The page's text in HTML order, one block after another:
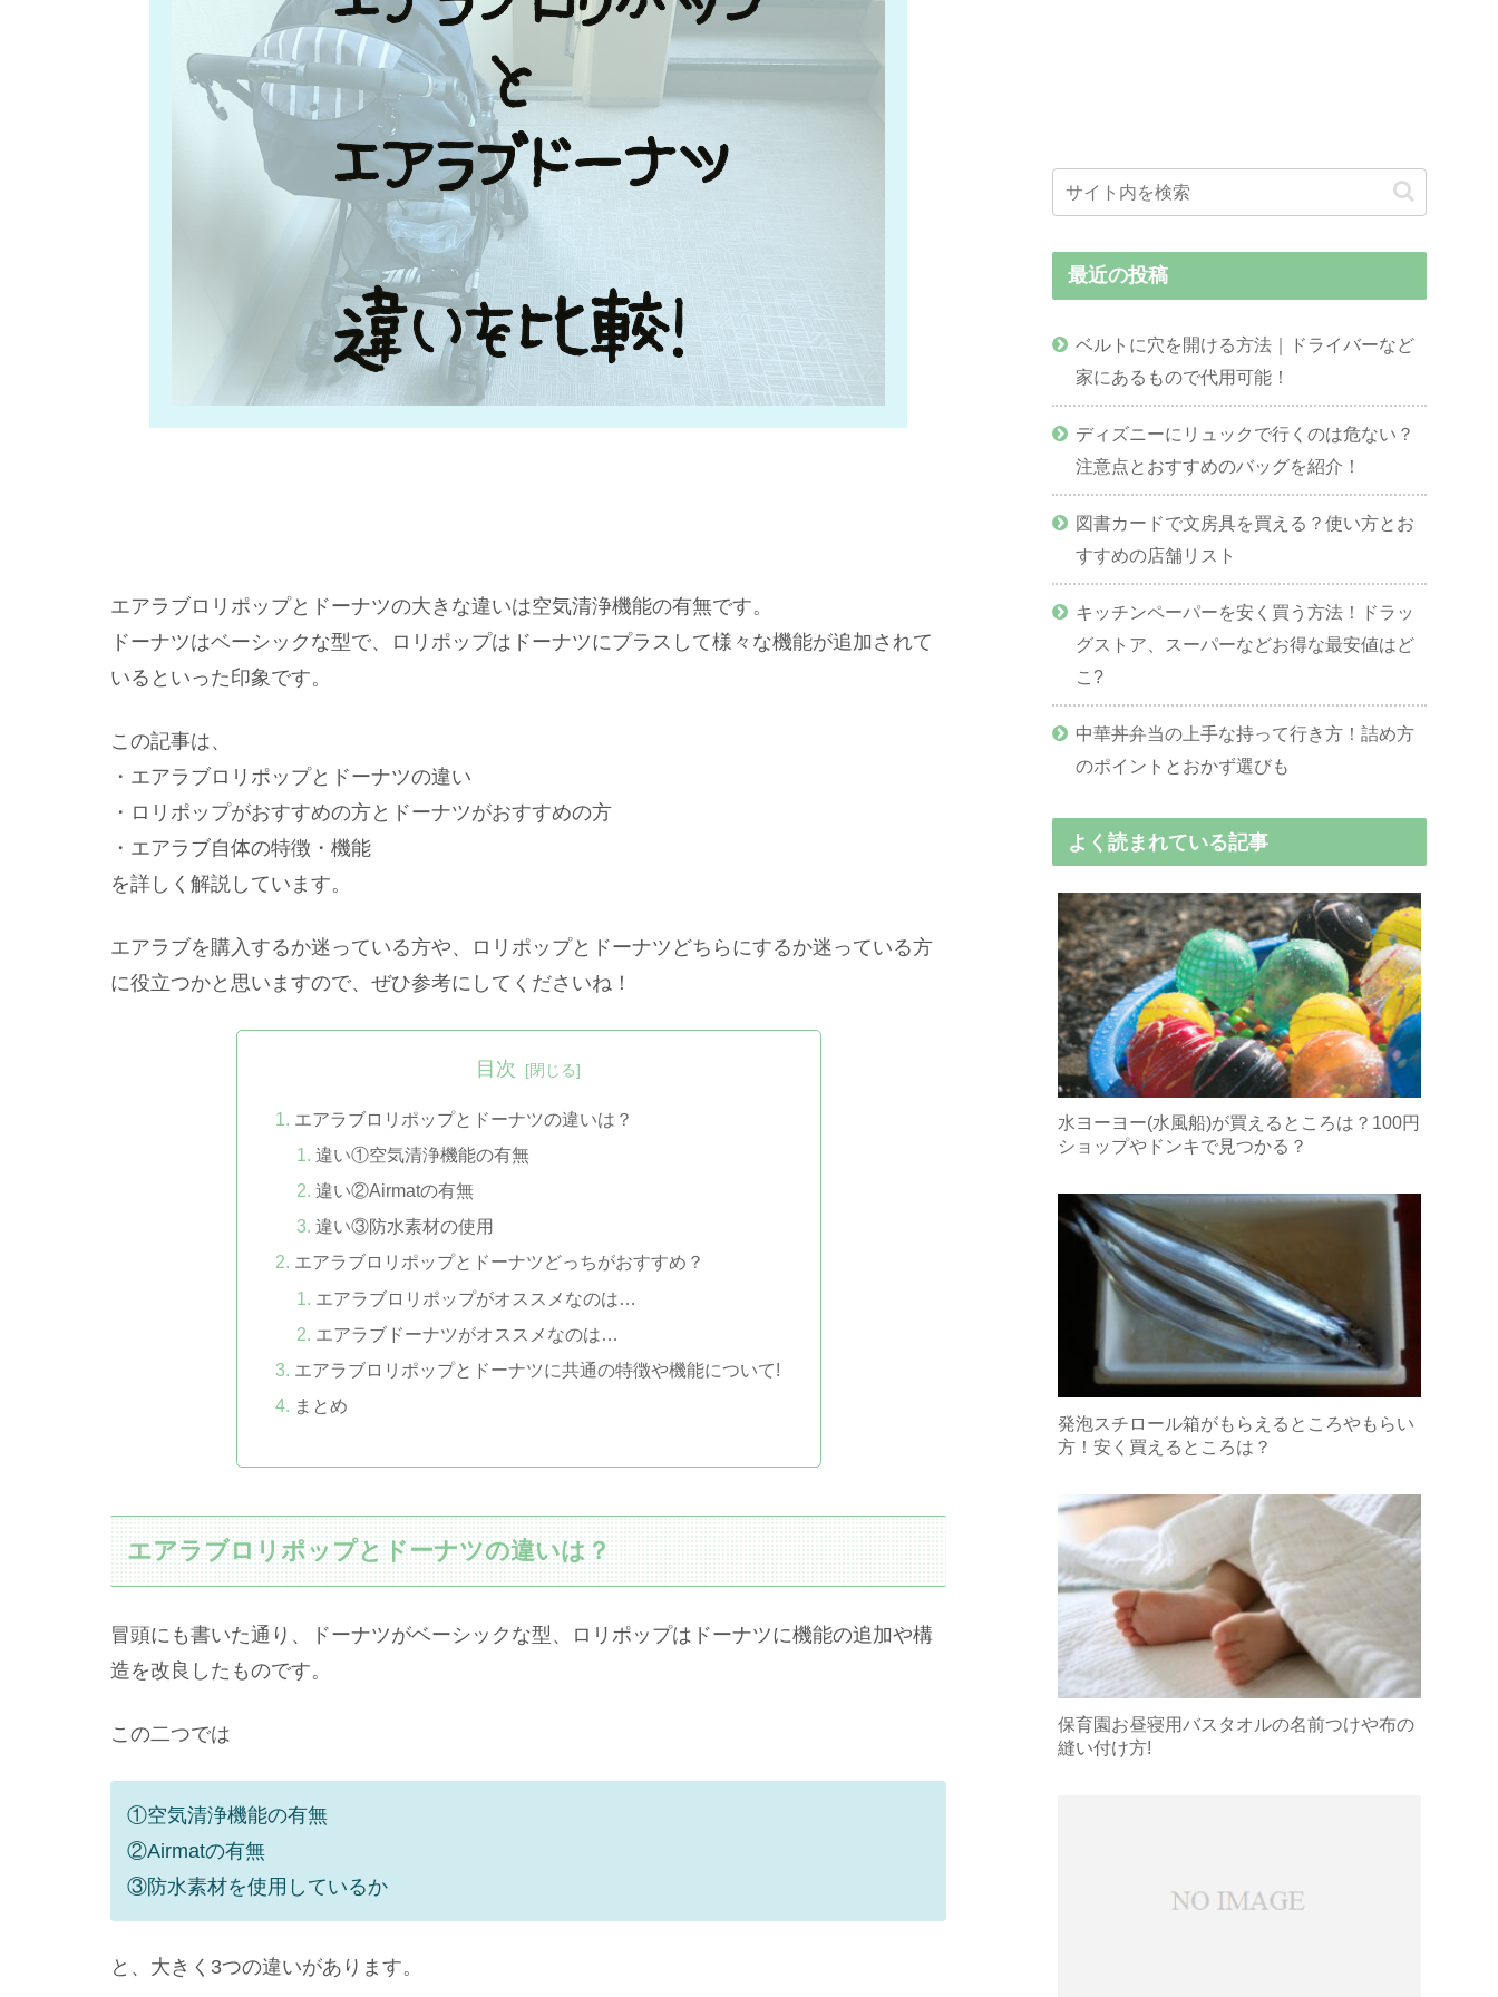
エアラブロリポップとドーナツの大きな違いは空気清浄機能の有無です。
ドーナツはベーシックな型で、ロリポップはドーナツにプラスして様々な機能が追加されて
いるといった印象です。
この記事は、
・エアラブロリポップとドーナツの違い
・ロリポップがおすすめの方とドーナツがおすすめの方
・エアラブ自体の特徴・機能
を詳しく解説しています。
エアラブを購入するか迷っている方や、ロリポップとドーナツどちらにするか迷っている方
に役立つかと思いますので、ぜひ参考にしてくださいね！
目次
エアラブロリポップとドーナツの違いは？
違い①空気清浄機能の有無
違い②Airmatの有無
違い③防水素材の使用
エアラブロリポップとドーナツどっちがおすすめ？
エアラブロリポップがオススメなのは…
エアラブドーナツがオススメなのは…
エアラブロリポップとドーナツに共通の特徴や機能について!
まとめ
エアラブロリポップとドーナツの違いは？
冒頭にも書いた通り、ドーナツがベーシックな型、ロリポップはドーナツに機能の追加や構
造を改良したものです。
この二つでは
①空気清浄機能の有無
②Airmatの有無
③防水素材を使用しているか
と、大きく3つの違いがあります。
最近の投稿
ベルトに穴を開ける方法｜ドライバーなど
家にあるもので代用可能！
ディズニーにリュックで行くのは危ない？
注意点とおすすめのバッグを紹介！
図書カードで文房具を買える？使い方とお
すすめの店舗リスト
キッチンペーパーを安く買う方法！ドラッ
グストア、スーパーなどお得な最安値はど
こ?
中華丼弁当の上手な持って行き方！詰め方
のポイントとおかず選びも
よく読まれている記事
水ヨーヨー(水風船)が買えるところは？100円
ショップやドンキで見つかる？
発泡スチロール箱がもらえるところやもらい
方！安く買えるところは？
保育園お昼寝用バスタオルの名前つけや布の
縫い付け方!